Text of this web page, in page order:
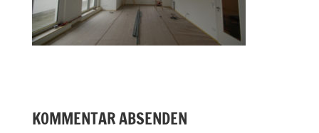
KOMMENTAR ABSENDEN